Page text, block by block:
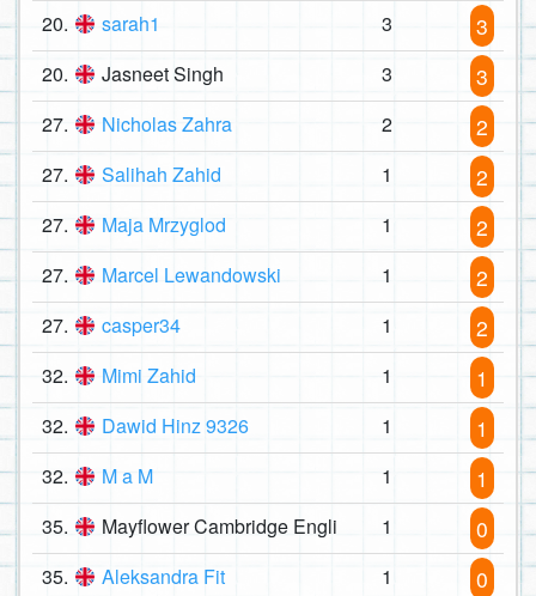
20. sarah1 3 3
20. Jasneet Singh 3 3
27. Nicholas Zahra 2 2
27. Salihah Zahid 1 2
27. Maja Mrzyglod 1 2
27. Marcel Lewandowski 1 2
27. casper34 1 2
32. Mimi Zahid 1 1
32. Dawid Hinz 9326 1 1
32. M a M 1 1
35. Mayflower Cambridge Engli 1 0
35. Aleksandra Fit 1 0